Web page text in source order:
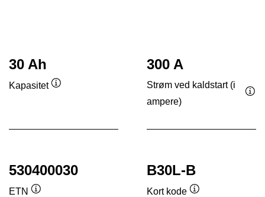
30 Ah
Kapasitet
300 A
Strøm ved kaldstart (i
ampere)
530400030
ETN
B30L-B
Kort kode